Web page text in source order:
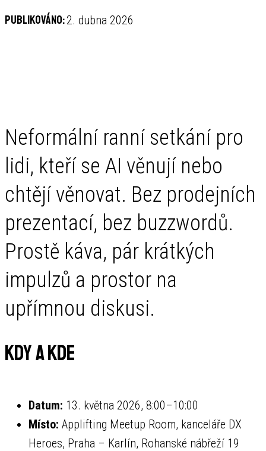
Publikováno:2. dubna 2026
Neformální ranní setkání pro
lidi, kteří se AI věnují nebo
chtějí věnovat. Bez prodejních
prezentací, bez buzzwordů.
Prostě káva, pár krátkých
impulzů a prostor na
upřímnou diskusi.
Kdy a kde
Datum: 13. května 2026, 8:00–10:00
Místo: Applifting Meetup Room, kanceláře DX
Heroes, Praha – Karlín, Rohanské nábřeží 19